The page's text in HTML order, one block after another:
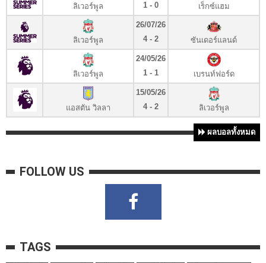
ลิเวอร์พูล
1 - 0
เร็กซ์แฮม
ลิเวอร์พูล
26/07/26
4 - 2
ซันเดอร์แลนด์
ลิเวอร์พูล
24/05/26
1 - 1
เบรนท์ฟอร์ด
แอสตัน วิลลา
15/05/26
4 - 2
ลิเวอร์พูล
ผลบอลทั้งหมด
FOLLOW US
TAGS